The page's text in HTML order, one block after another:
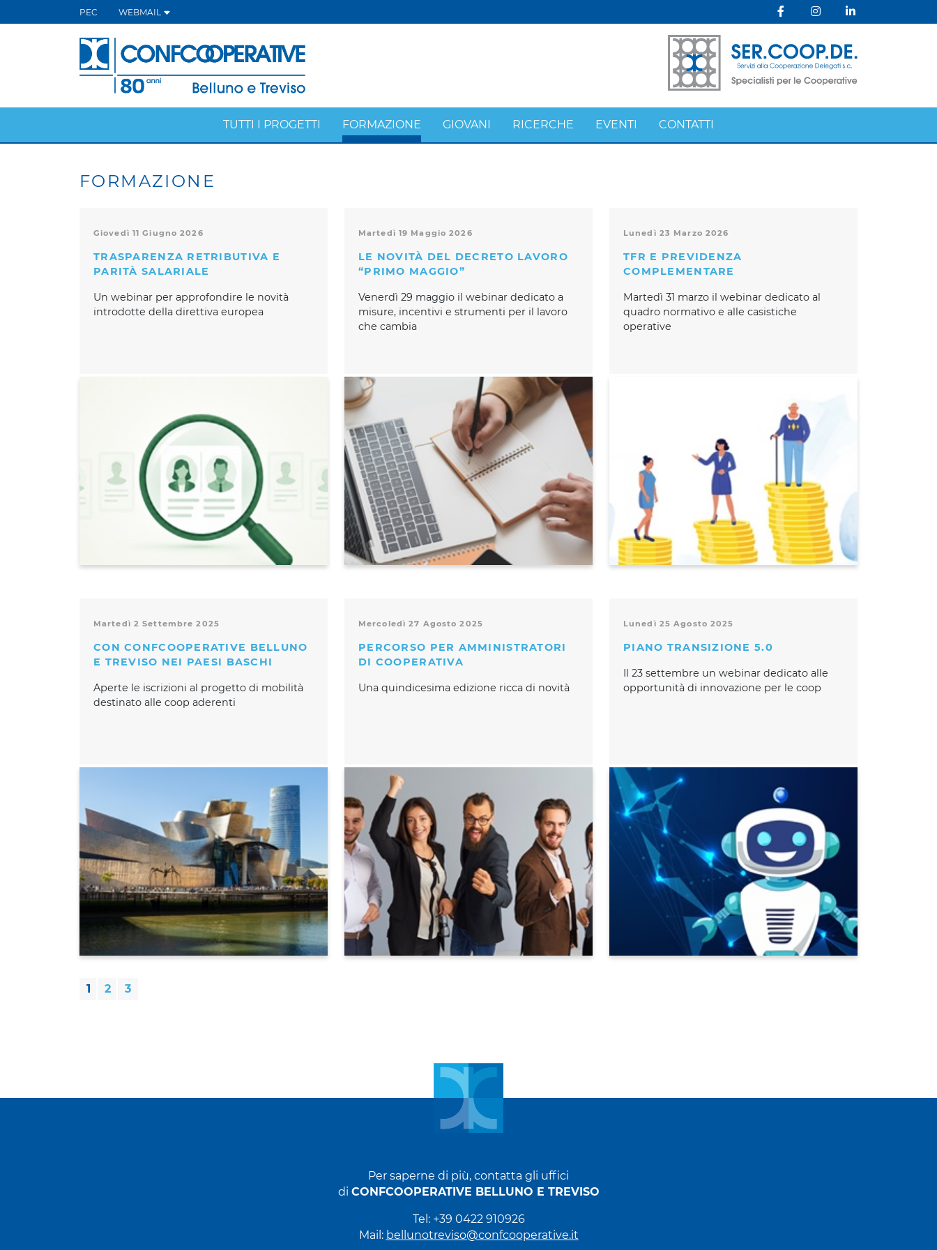
PEC WEBMAIL
TUTTI I PROGETTI FORMAZIONE GIOVANI RICERCHE EVENTI CONTATTI
FORMAZIONE
Giovedì 11 Giugno 2026
TRASPARENZA RETRIBUTIVA E
PARITÀ SALARIALE
Un webinar per approfondire le novità
introdotte della direttiva europea
Martedì 19 Maggio 2026
LE NOVITÀ DEL DECRETO LAVORO
“PRIMO MAGGIO”
Venerdì 29 maggio il webinar dedicato a
misure, incentivi e strumenti per il lavoro
che cambia
Lunedì 23 Marzo 2026
TFR E PREVIDENZA
COMPLEMENTARE
Martedì 31 marzo il webinar dedicato al
quadro normativo e alle casistiche
operative
Martedì 2 Settembre 2025
CON CONFCOOPERATIVE BELLUNO
E TREVISO NEI PAESI BASCHI
Aperte le iscrizioni al progetto di mobilità
destinato alle coop aderenti
Mercoledì 27 Agosto 2025
PERCORSO PER AMMINISTRATORI
DI COOPERATIVA
Una quindicesima edizione ricca di novità
Lunedì 25 Agosto 2025
PIANO TRANSIZIONE 5.0
Il 23 settembre un webinar dedicato alle
opportunità di innovazione per le coop
1 2 3
Per saperne di più, contatta gli uffici
di CONFCOOPERATIVE BELLUNO E TREVISO
Tel: +39 0422 910926
Mail: bellunotreviso@confcooperative.it